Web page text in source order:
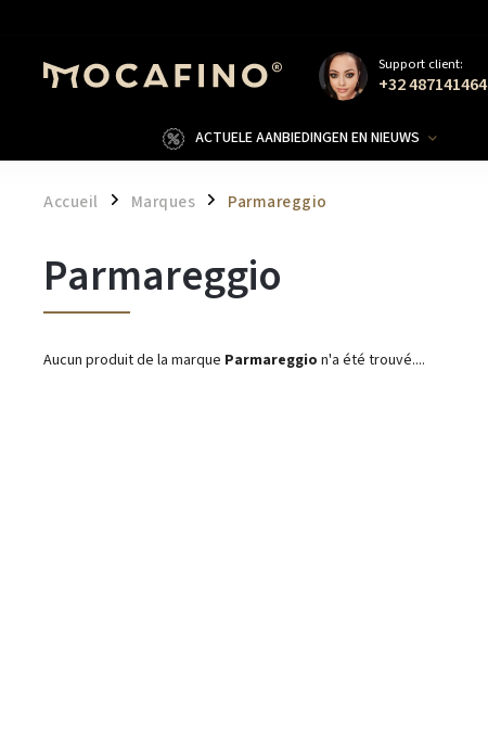
Support client:
+32 487141464
ACTUELE AANBIEDINGEN EN NIEUWS
Accueil / Marques / Parmareggio
Parmareggio
Aucun produit de la marque Parmareggio n'a été trouvé....